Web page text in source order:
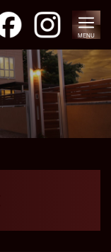
MENU